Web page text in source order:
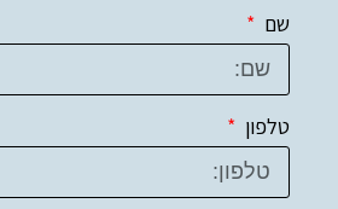
שם
טלפון